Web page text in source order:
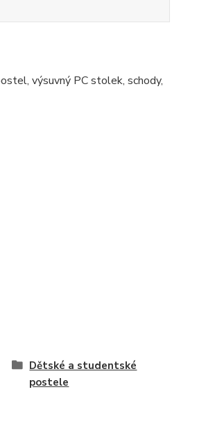
výsuvný PC stolek, schody,
Dětské a studentské
postele